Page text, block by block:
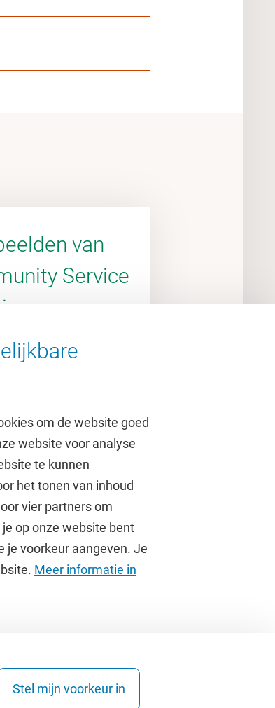
van
Service
om de website goed
website voor analyse
te kunnen
het tonen van inhoud
vier partners om
op onze website bent
je voorkeur aangeven. Je
Meer informatie in
Stel mijn voorkeur in
Over de VU
Contact en route
Werken bij de VU